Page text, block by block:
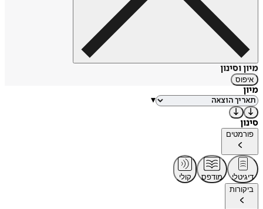
מיון וסינון
איפוס
מיון
▾
סינון
פורמטים
דיגיטלי מודפס
קולי
ביקורות